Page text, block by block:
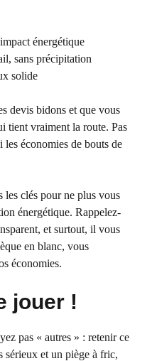
énergétique
sans précipitation
solide
devis bidons et que vous
tient vraiment la route. Pas
économies de bouts de
les clés pour ne plus vous
énergétique. Rappelez-
et surtout, il vous
en blanc, vous
économies.
jouer !
pas « autres » : retenir ce
et un piège à fric,